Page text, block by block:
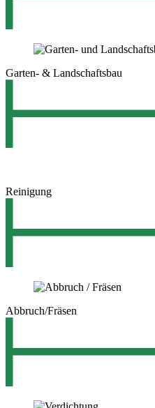
Garten- & Landschaftsbau
Reinigung
Abbruch/Fräsen